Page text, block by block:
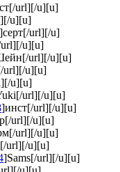
url][/u][u]
u][u]
]серт[/url][/u]
url][/u][u]
url][/u][u]
url][/u][u]
u][u]
url][/u][u]
]инст[/url][/u][u]
url][/u][u]
url][/u][u]
url][/u][u]
]Sams[/url][/u][u]